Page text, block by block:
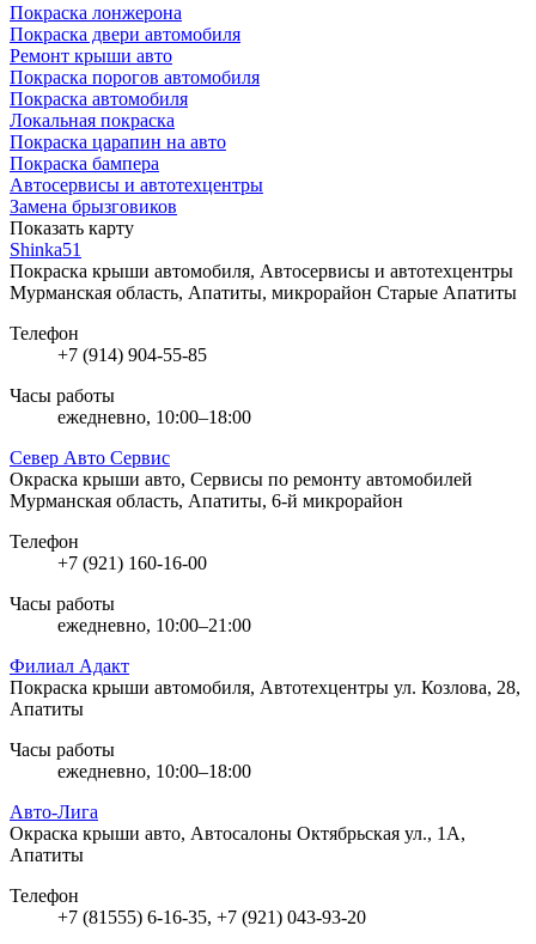
Покраска лонжерона
Покраска двери автомобиля
Ремонт крыши авто
Покраска порогов автомобиля
Покраска автомобиля
Локальная покраска
Покраска царапин на авто
Покраска бампера
Автосервисы и автотехцентры
Замена брызговиков
Показать карту
Shinka51
Покраска крыши автомобиля, Автосервисы и автотехцентры
Мурманская область, Апатиты, микрорайон Старые Апатиты
Телефон
+7 (914) 904-55-85
Часы работы
ежедневно, 10:00–18:00
Север Авто Сервис
Окраска крыши авто, Сервисы по ремонту автомобилей
Мурманская область, Апатиты, 6-й микрорайон
Телефон
+7 (921) 160-16-00
Часы работы
ежедневно, 10:00–21:00
Филиал Адакт
Покраска крыши автомобиля, Автотехцентры ул. Козлова, 28,
Апатиты
Часы работы
ежедневно, 10:00–18:00
Авто-Лига
Окраска крыши авто, Автосалоны Октябрьская ул., 1А,
Апатиты
Телефон
+7 (81555) 6-16-35, +7 (921) 043-93-20